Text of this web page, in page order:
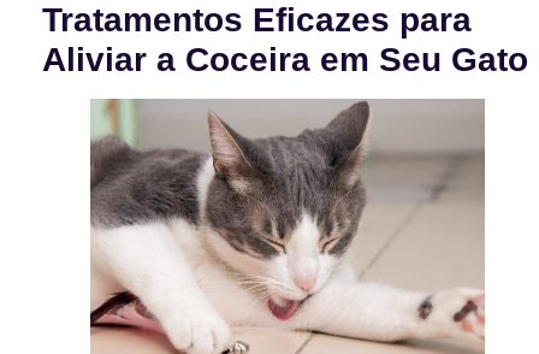
Tratamentos Eficazes para
Aliviar a Coceira em Seu Gato